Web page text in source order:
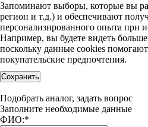
Запоминают выборы, которые вы
регион и т.д.) и обеспечивают
персонализированного опыта при
Например, вы будете видеть
поскольку данные cookies
покупательские предпочтения.
Сохранить
Подобрать аналог, задать вопрос
Заполните необходимые данные
ФИО:*